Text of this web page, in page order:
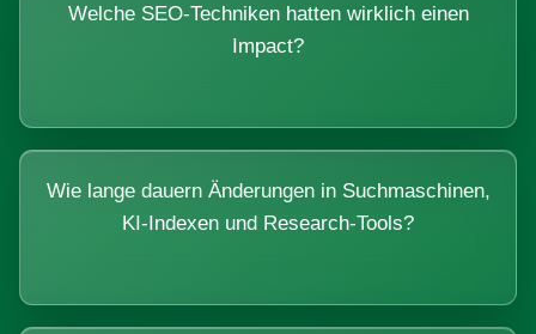
Welche SEO-Techniken hatten wirklich einen
Impact?
Wie lange dauern Änderungen in Suchmaschinen,
KI-Indexen und Research-Tools?